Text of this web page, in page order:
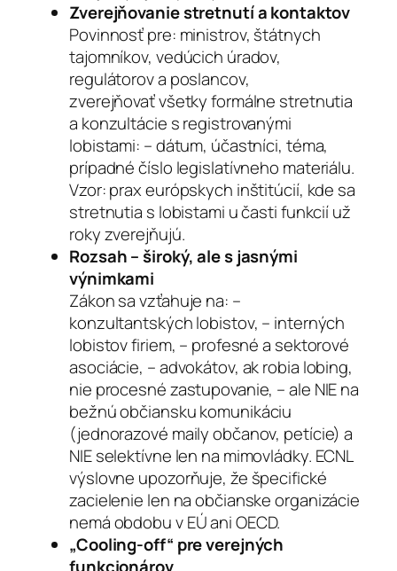
Zverejňovanie stretnutí a kontaktov
Povinnosť pre: ministrov, štátnych
tajomníkov, vedúcich úradov,
regulátorov a poslancov,
zverejňovať všetky formálne stretnutia
a konzultácie s registrovanými
lobistami: – dátum, účastníci, téma,
prípadné číslo legislatívneho materiálu.
Vzor: prax európskych inštitúcií, kde sa
stretnutia s lobistami u časti funkcií už
roky zverejňujú.
Rozsah – široký, ale s jasnými
výnimkami
Zákon sa vzťahuje na: –
konzultantských lobistov, – interných
lobistov firiem, – profesné a sektorové
asociácie, – advokátov, ak robia lobing,
nie procesné zastupovanie, – ale NIE na
bežnú občiansku komunikáciu
(jednorazové maily občanov, petície) a
NIE selektívne len na mimovládky. ECNL
výslovne upozorňuje, že špecifické
zacielenie len na občianske organizácie
nemá obdobu v EÚ ani OECD.
„Cooling-off“ pre verejných